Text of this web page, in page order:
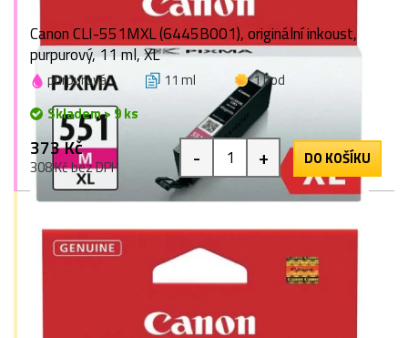
Canon CLI-551MXL (6445B001), originální inkoust,
purpurový, 11 ml, XL
purpurová 11 ml
1 bod
Skladem > 9 ks
373 Kč
308 Kč bez DPH - + DO KOŠÍKU